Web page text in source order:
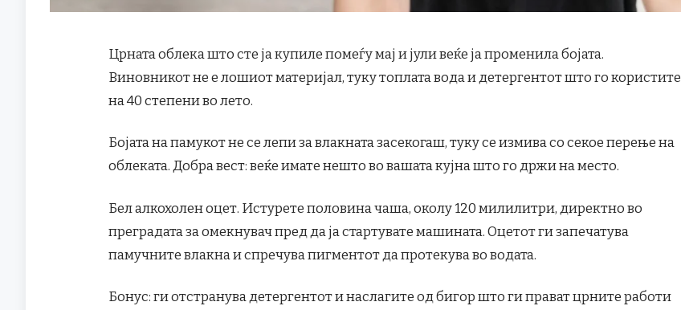
Црната облека што сте ја купиле помеѓу мај и јули веќе ја променила бојата.
Виновникот не е лошиот материјал, туку топлата вода и детергентот што го користите
на 40 степени во лето.
Бојата на памукот не се лепи за влакната засекогаш, туку се измива со секое перење на
облеката. Добра вест: веќе имате нешто во вашата кујна што го држи на место.
Бел алкохолен оцет. Истурете половина чаша, околу 120 милилитри, директно во
преградата за омекнувач пред да ја стартувате машината. Оцетот ги запечатува
памучните влакна и спречува пигментот да протекува во водата.
Бонус: ги отстранува детергентот и наслагите од бигор што ги прават црните работи